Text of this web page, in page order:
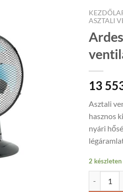
ASZTALI
13
Asztali
hasznos
nyári
2 készleten